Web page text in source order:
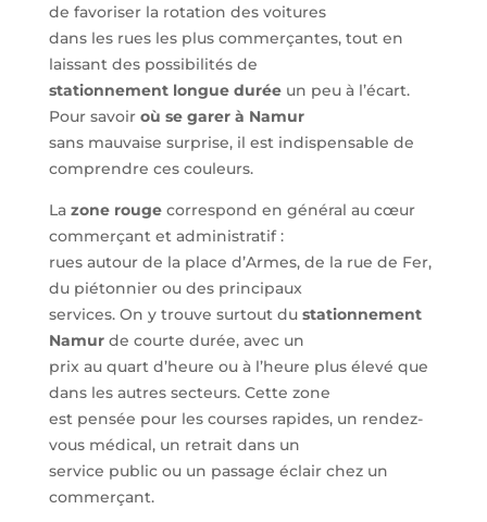
de favoriser la rotation des voitures
dans les rues les plus commerçantes, tout en
laissant des possibilités de
stationnement longue duréeun peu à l’écart.
Pour savoir où se garer à Namur
sans mauvaise surprise, il est indispensable de
comprendre ces couleurs.
La zone rougecorrespond en général au cœur
commerçant et administratif :
rues autour de la place d’Armes, de la rue de Fer,
du piétonnier ou des principaux
services. On y trouve surtout du stationnement
Namurde courte durée, avec un
prix au quart d’heure ou à l’heure plus élevé que
dans les autres secteurs. Cette zone
est pensée pour les courses rapides, un rendez-
vous médical, un retrait dans un
service public ou un passage éclair chez un
commerçant.